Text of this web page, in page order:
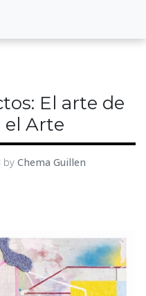
El arte de
Arte
by Chema Guillen